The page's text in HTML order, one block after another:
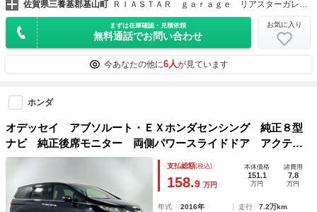
佐賀県三養基郡基山町 ＲＩＡＳＴＡＲ ｇａｒａｇｅ リアスターガレージ ＮＶ３５０キャラバン・デリカＤ５専門店
まずは在庫確認・見積依頼
無料通話でお問い合わせ
お気に入り
今あなたの他に6人が見ています
ホンダ
オデッセイ アブソルート・ＥＸホンダセンシング 純正８型
ナビ 純正後席モニター 両側パワースライドドア アクティ
ブコーナリングライト スカッフイルミネーション フルセグ
ＴＶ Ｂｌｕｅｔｏｏｔｈ ＡｐｐｌｅＣａｒＰｌａｙ Ｈｏ
ｎｄａＳｅｎｓｉｎｇ
支払総額(税込)
158.9 万円
本体価格
151.1
万円
諸費用
7.8
万円
年式 2016年 走行
7.2万km